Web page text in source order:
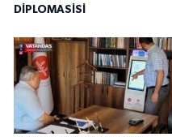
DİPLOMASİSİ